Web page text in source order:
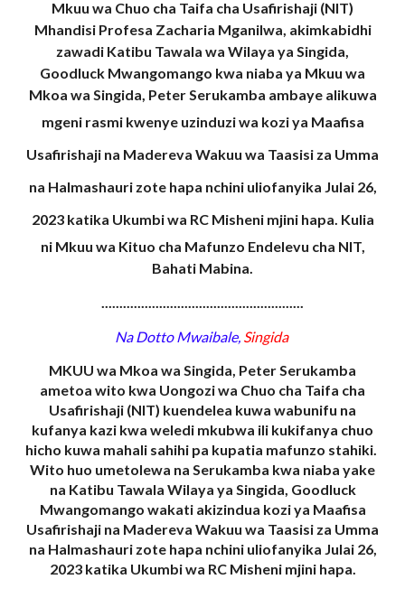
Mkuu wa Chuo cha Taifa cha Usafirishaji (NIT)
Mhandisi Profesa Zacharia Mganilwa, akimkabidhi
zawadi Katibu Tawala wa Wilaya ya Singida,
Goodluck Mwangomango kwa niaba ya Mkuu wa
Mkoa wa Singida, Peter Serukamba ambaye alikuwa
mgeni rasmi kwenye uzinduzi wa kozi ya Maafisa
Usafirishaji na Madereva Wakuu wa Taasisi za Umma
na Halmashauri zote hapa nchini uliofanyika Julai 26,
2023 katika Ukumbi wa RC Misheni mjini hapa. Kulia
ni Mkuu wa Kituo cha Mafunzo Endelevu cha NIT,
Bahati Mabina.
........................................................
Na Dotto Mwaibale, Singida
MKUU wa Mkoa wa Singida, Peter Serukamba
ametoa wito kwa Uongozi wa Chuo cha Taifa cha
Usafirishaji (NIT) kuendelea kuwa wabunifu na
kufanya kazi kwa weledi mkubwa ili kukifanya chuo
hicho kuwa mahali sahihi pa kupatia mafunzo stahiki.
Wito huo umetolewa na Serukamba kwa niaba yake
na Katibu Tawala Wilaya ya Singida, Goodluck
Mwangomango wakati akizindua kozi ya Maafisa
Usafirishaji na Madereva Wakuu wa Taasisi za Umma
na Halmashauri zote hapa nchini uliofanyika Julai 26,
2023 katika Ukumbi wa RC Misheni mjini hapa.